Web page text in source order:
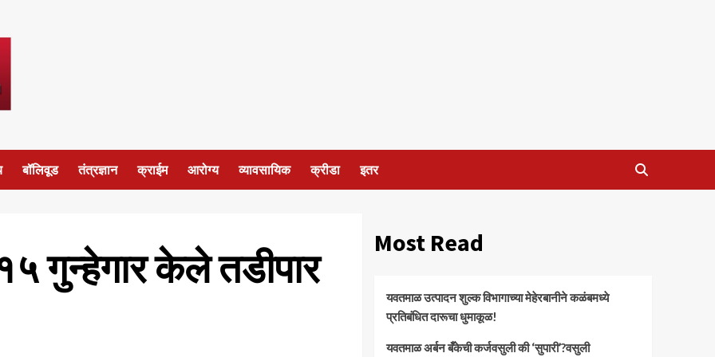
बॉलिवूड तंत्रज्ञान क्राईम आरोग्य व्यावसायिक क्रीडा इतर
गुन्हेगार केले तडीपार
Most Read
यवतमाळ उत्पादन शुल्क विभागाच्या मेहेरबानीने कळंबमध्ये
प्रतिबंधित दारूचा धुमाकूळ!
​यवतमाळ अर्बन बँकेची कर्जवसुली की ‘सुपारी’?वसुली